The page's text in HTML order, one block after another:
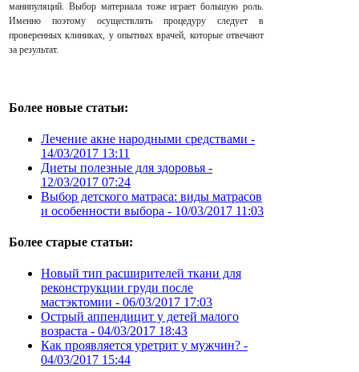
манипуляций. Выбор материала тоже играет большую роль.
Именно поэтому осуществлять процедуру следует в
проверенных клиниках, у опытных врачей, которые отвечают
за результат.
Более новые статьи:
Лечение акне народными средствами -
14/03/2017 13:11
Диеты полезные для здоровья -
12/03/2017 07:24
Выбор детского матраса: виды матрасов
и особенности выбора - 10/03/2017 11:03
Более старые статьи:
Новый тип расширителей ткани для
реконструкции груди после
мастэктомии - 06/03/2017 17:03
Острый аппендицит у детей малого
возраста - 04/03/2017 18:43
Как проявляется уретрит у мужчин? -
04/03/2017 15:44